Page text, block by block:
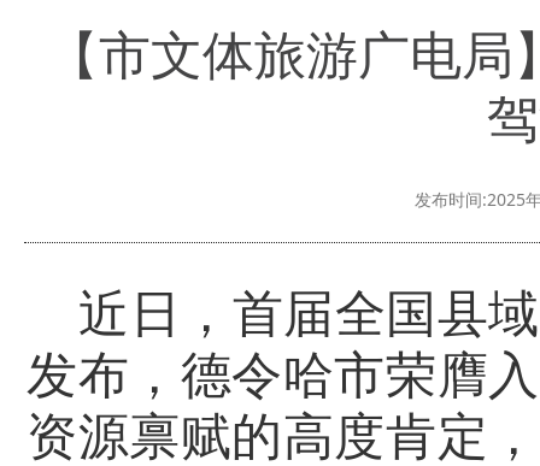
【市文体旅游广电
发布时间:2025
近日，首届全国县
发布，德令哈市荣膺
资源禀赋的高度肯定